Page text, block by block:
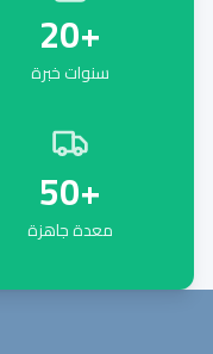
+
20
سنوات خبرة
+
50
معدة جاهزة